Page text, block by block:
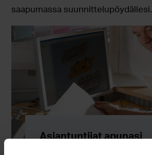
saapumassa suunnittelupöydällesi.
Asiantuntijat apunasi